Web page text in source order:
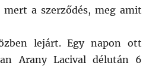
mert a szerződés, meg amit
lejárt. Egy napon ott
Arany Lacival délután 6